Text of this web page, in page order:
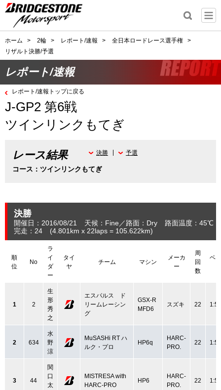
ホーム > 2輪 > レポート/速報 > 全日本ロードレース選手権
>
リザルト決勝/予選
レポート/速報
レポート/速報トップに戻る
J-GP2 第6戦
ツインリンクもてぎ
レース結果
コース：ツインリンクもてぎ
決勝 予選
決勝
開催日：2016/08/21 天候：Fine 路面：Dry
路面温度：45℃
完走：24
(4.801 km x 22laps = 105.622km)
順
位
No
ラ
イ
ダ
ー
タイ
ヤ
チーム マシン
メーカ
ー
周
回
数
ベ
1 2
生
形
秀
之
エスパルス ド
リームレーシン
グ
GSX-R
MFD6
スズキ 22
2 634
水
野
涼
MuSASHi RT ハ
ルク・プロ
HP6q
HARC-
PRO.
22
3 44
関
口
太
MISTRESA with
HARC-PRO
HP6
HARC-
PRO.
22